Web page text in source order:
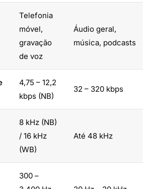
Telefonia
móvel,
gravação
de voz
Áudio geral,
música, podcasts
4,75 – 12,2
kbps (NB)
32 – 320 kbps
8 kHz (NB)
/ 16 kHz
(WB)
Até 48 kHz
300 –